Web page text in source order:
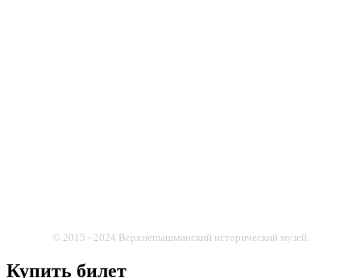
© 2015 - 2024 Верхнепышминский исторический музей.
Купить билет